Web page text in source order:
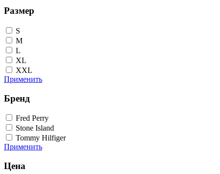
Размер
S
M
L
XL
XXL
Применить
Бренд
Fred Perry
Stone Island
Tommy Hilfiger
Применить
Цена